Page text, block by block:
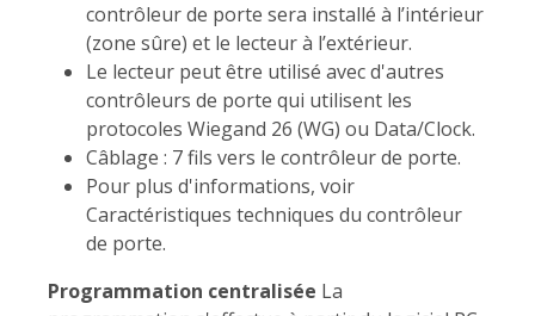
contrôleur de porte sera installé à l’intérieur
(zone sûre) et le lecteur à l’extérieur.
Le lecteur peut être utilisé avec d'autres
contrôleurs de porte qui utilisent les
protocoles Wiegand 26 (WG) ou Data/Clock.
Câblage : 7 fils vers le contrôleur de porte.
Pour plus d'informations, voir
Caractéristiques techniques du contrôleur
de porte.
Programmation centralisée La